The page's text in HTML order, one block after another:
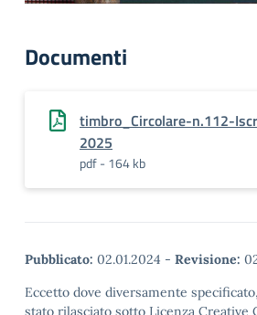
Documenti
timbro_Circolare-n.112-
2025
pdf - 164 kb
Pubblicato: 02.01.2024 - Revisione:
Eccetto dove diversamente
stato rilasciato sotto Licenza Creative